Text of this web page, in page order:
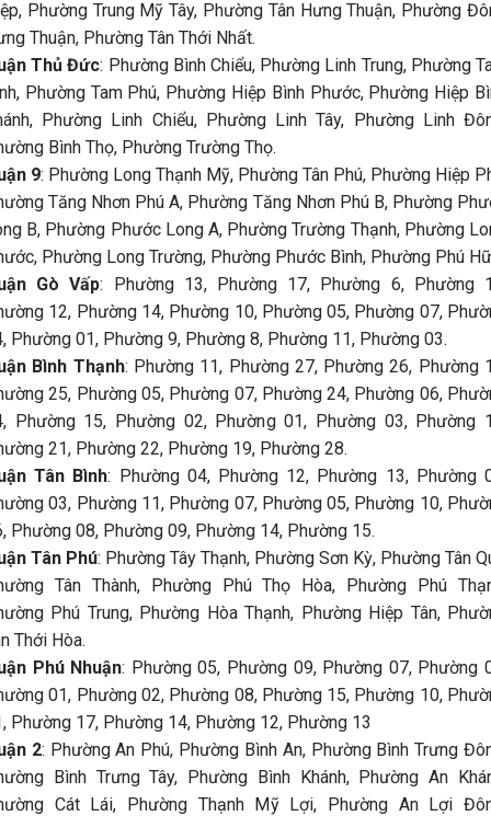
Phường Trung Mỹ Tây, Phường Tân Hưng Thuận, Phường
Thuận, Phường Tân Thới Nhất.
Thủ Đức: Phường Bình Chiểu, Phường Linh Trung, Phường
Phường Tam Phú, Phường Hiệp Bình Phước, Phường Hiệp
Phường Linh Chiểu, Phường Linh Tây, Phường Linh
Bình Thọ, Phường Trường Thọ.
9: Phường Long Thạnh Mỹ, Phường Tân Phú, Phường Hiệp
Tăng Nhơn Phú A, Phường Tăng Nhơn Phú B, Phường
B, Phường Phước Long A, Phường Trường Thạnh, Phường
Phường Long Trường, Phường Phước Bình, Phường Phú
Gò Vấp: Phường 13, Phường 17, Phường 6, Phường
12, Phường 14, Phường 10, Phường 05, Phường 07,
Phường 01, Phường 9, Phường 8, Phường 11, Phường 03.
Bình Thạnh: Phường 11, Phường 27, Phường 26, Phường
25, Phường 05, Phường 07, Phường 24, Phường 06,
Phường 15, Phường 02, Phường 01, Phường 03, Phường
21, Phường 22, Phường 19, Phường 28.
Tân Bình: Phường 04, Phường 12, Phường 13, Phường
03, Phường 11, Phường 07, Phường 05, Phường 10,
Phường 08, Phường 09, Phường 14, Phường 15.
Tân Phú: Phường Tây Thạnh, Phường Sơn Kỳ, Phường Tân
Tân Thành, Phường Phú Thọ Hòa, Phường Phú
Phú Trung, Phường Hòa Thạnh, Phường Hiệp Tân,
Thới Hòa.
Phú Nhuận: Phường 05, Phường 09, Phường 07, Phường
01, Phường 02, Phường 08, Phường 15, Phường 10,
Phường 17, Phường 14, Phường 12, Phường 13
2: Phường An Phú, Phường Bình An, Phường Bình Trưng
Bình Trưng Tây, Phường Bình Khánh, Phường An
Cát Lái, Phường Thạnh Mỹ Lợi, Phường An Lợi